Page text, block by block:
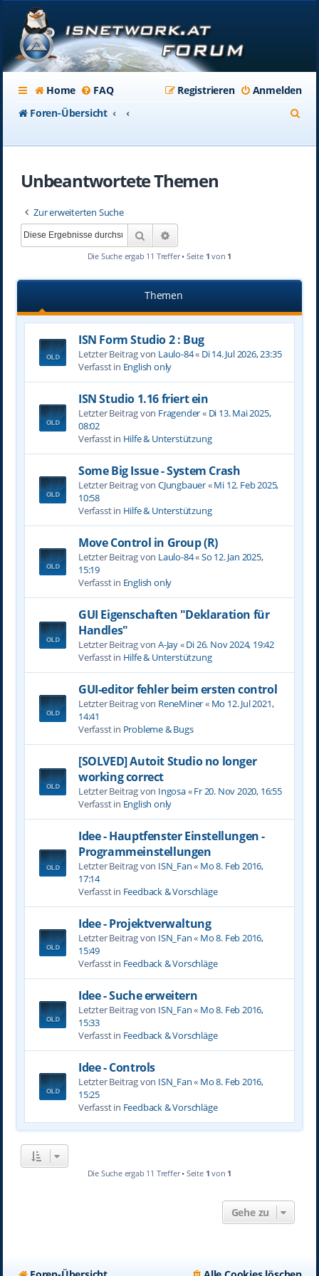
Home FAQ Anmelden
Registrieren
Foren-Übersicht
Unbeantwortete Themen
Zur erweiterten Suche
Suche
Die Suche ergab 11 Treffer • Seite 1 von 1
Themen
ISN Form Studio 2 : Bug
Letzter Beitrag von Laulo-84« Di 14. Jul 2026, 23:35
Verfasst in English only
ISN Studio 1.16 friert ein
Letzter Beitrag von Fragender« Di 13. Mai 2025,
08:02
Verfasst in Hilfe & Unterstützung
Some Big Issue - System Crash
Letzter Beitrag von CJungbauer«Mi 12. Feb 2025,
10:58
Verfasst in Hilfe & Unterstützung
Move Control in Group (R)
Letzter Beitrag von Laulo-84«So 12. Jan 2025,
15:19
Verfasst in English only
GUI Eigenschaften "Deklaration für
Handles"
Letzter Beitrag von A-Jay«Di 26. Nov 2024, 19:42
Verfasst in Hilfe & Unterstützung
GUI-editor fehler beim ersten control
Letzter Beitrag von ReneMiner« Mo 12. Jul 2021,
14:41
Verfasst in Probleme & Bugs
[SOLVED] Autoit Studio no longer
working correct
Letzter Beitrag von Ingosa«Fr 20. Nov 2020, 16:55
Verfasst in English only
Idee - Hauptfenster Einstellungen -
Programmeinstellungen
Letzter Beitrag von ISN_Fan« Mo 8. Feb 2016,
17:14
Verfasst in Feedback & Vorschläge
Idee - Projektverwaltung
Letzter Beitrag von ISN_Fan« Mo 8. Feb 2016,
15:49
Verfasst in Feedback & Vorschläge
Idee - Suche erweitern
Letzter Beitrag von ISN_Fan« Mo 8. Feb 2016,
15:33
Verfasst in Feedback & Vorschläge
Idee - Controls
Letzter Beitrag von ISN_Fan« Mo 8. Feb 2016,
15:25
Verfasst in Feedback & Vorschläge
Die Suche ergab 11 Treffer • Seite 1 von 1
Gehe zu